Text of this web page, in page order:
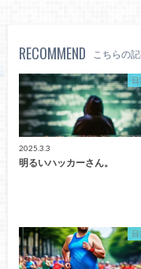
RECOMMEND こちらの
2025.3.3
明るいハッカーさん。